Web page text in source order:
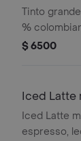
Tinto
%
$ 6500
Iced Latte
Iced Latte
espresso,